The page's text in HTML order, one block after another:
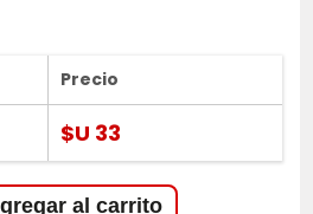
Precio
$U 33